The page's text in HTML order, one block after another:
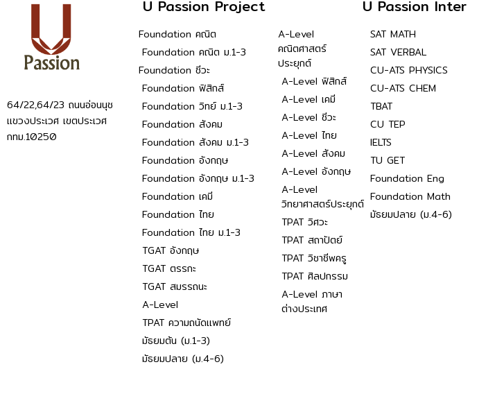
U Passion Project U Passion Inter
64/22,64/23 ถนนอ่อนนุช
แขวงประเวศ เขตประเวศ
กทม.10250
Foundation คณิต
Foundation คณิต ม.1-3
Foundation ชีวะ
Foundation ฟิสิกส์
Foundation วิทย์ ม.1-3
Foundation สังคม
Foundation สังคม ม.1-3
Foundation อังกฤษ
Foundation อังกฤษ ม.1-3
Foundation เคมี
Foundation ไทย
Foundation ไทย ม.1-3
TGAT อังกฤษ
TGAT ตรรกะ
TGAT สมรรถนะ
A-Level
TPAT ความถนัดแพทย์
มัธยมต้น (ม.1-3)
มัธยมปลาย (ม.4-6)
A-Level
คณิตศาสตร์
ประยุกต์
A-Level ฟิสิกส์
A-Level เคมี
A-Level ชีวะ
A-Level ไทย
A-Level สังคม
A-Level อังกฤษ
A-Level
วิทยาศาสตร์ประยุกต์
TPAT วิศวะ
TPAT สถาปัตย์
TPAT วิชาชีพครู
TPAT ศิลปกรรม
A-Level ภาษา
ต่างประเทศ
SAT MATH
SAT VERBAL
CU-ATS PHYSICS
CU-ATS CHEM
TBAT
CU TEP
IELTS
TU GET
Foundation Eng
Foundation Math
มัธยมปลาย (ม.4-6)